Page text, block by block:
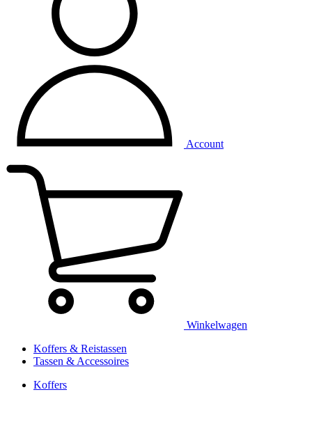
Account
Winkelwagen
Koffers & Reistassen
Tassen & Accessoires
Koffers